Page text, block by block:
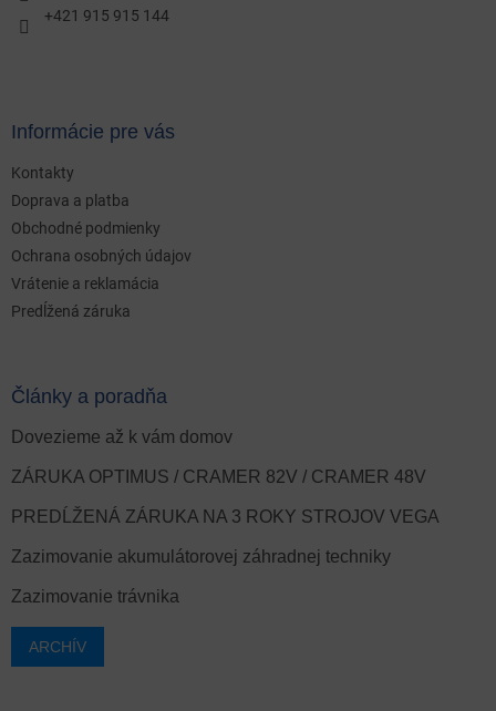
+421 915 915 144
Informácie pre vás
Kontakty
Doprava a platba
Obchodné podmienky
Ochrana osobných údajov
Vrátenie a reklamácia
Predĺžená záruka
Články a poradňa
Dovezieme až k vám domov
ZÁRUKA OPTIMUS / CRAMER 82V / CRAMER 48V
PREDĹŽENÁ ZÁRUKA NA 3 ROKY STROJOV VEGA
Zazimovanie akumulátorovej záhradnej techniky
Zazimovanie trávnika
ARCHÍV